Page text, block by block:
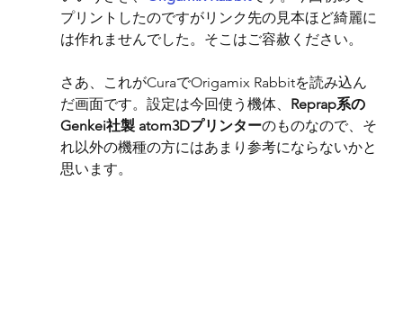
プリントしたのですがリンク先の見本ほど綺麗に
は作れませんでした。そこはご容赦ください。
さあ、これがCuraでOrigamix Rabbitを読み込ん
だ画面です。設定は今回使う機体、 Reprap系の
Genkei社製 atom3Dプリンターのものなので、そ
れ以外の機種の方にはあまり参考にならないかと
思います。